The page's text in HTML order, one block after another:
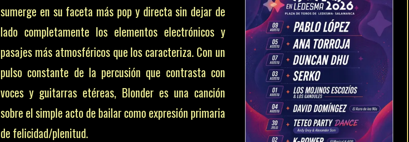
sumerge en su faceta más pop y directa sin dejar de
lado completamente los elementos electrónicos y
pasajes más atmosféricos que los caracteriza. Con un
pulso constante de la percusión que contrasta con
voces y guitarras etéreas, Blonder es una canción
sobre el simple acto de bailar como expresión primaria
de felicidad/plenitud.